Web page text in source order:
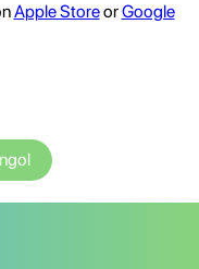
Apple StoreorGoogle